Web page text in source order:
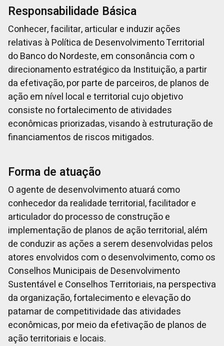
Responsabilidade Básica
Conhecer, facilitar, articular e induzir ações
relativas à Política de Desenvolvimento Territorial
do Banco do Nordeste, em consonância com o
direcionamento estratégico da Instituição, a partir
da efetivação, por parte de parceiros, de planos de
ação em nível local e territorial cujo objetivo
consiste no fortalecimento de atividades
econômicas priorizadas, visando à estruturação de
financiamentos de riscos mitigados.
Forma de atuação
O agente de desenvolvimento atuará como
conhecedor da realidade territorial, facilitador e
articulador do processo de construção e
implementação de planos de ação territorial, além
de conduzir as ações a serem desenvolvidas pelos
atores envolvidos com o desenvolvimento, como os
Conselhos Municipais de Desenvolvimento
Sustentável e Conselhos Territoriais, na perspectiva
da organização, fortalecimento e elevação do
patamar de competitividade das atividades
econômicas, por meio da efetivação de planos de
ação territoriais e locais.